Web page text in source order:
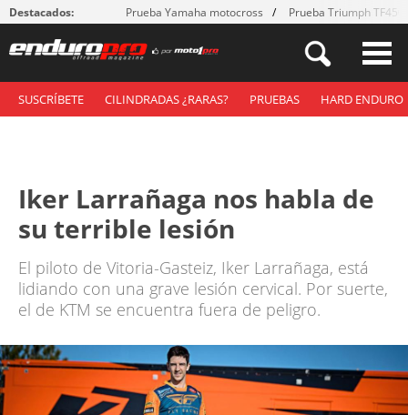
Destacados: Prueba Yamaha motocross Prueba Triumph
SUSCRÍBETE CILINDRADAS ¿RARAS? PRUEBAS HARD ENDURO
Iker Larrañaga nos habla de
su terrible lesión
El piloto de Vitoria-Gasteiz, Iker Larrañaga, está
lidiando con una grave lesión cervical. Por suerte,
el de KTM se encuentra fuera de peligro.